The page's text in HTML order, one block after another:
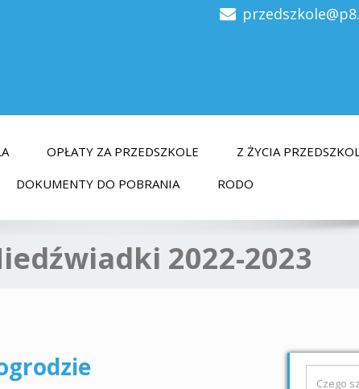
OPŁATY ZA PRZEDSZKOLE Z ŻYCIA
DOKUMENTY DO POBRANIA RODO
2022-2023